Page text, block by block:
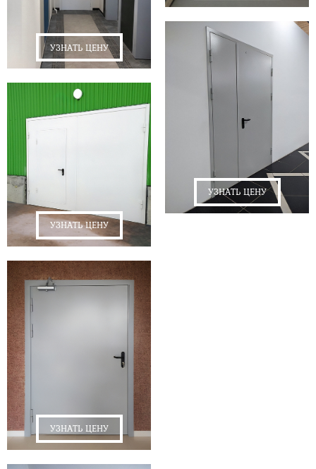
УЗНАТЬ ЦЕНУ
УЗНАТЬ ЦЕНУ
УЗНАТЬ ЦЕНУ
УЗНАТЬ ЦЕНУ